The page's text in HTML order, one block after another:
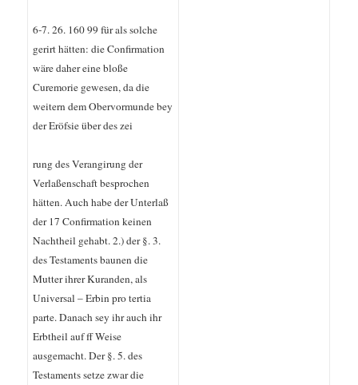
6-7. 26. 160 99 für als solche
gerirt hätten: die Confirmation
wäre daher eine bloße
Curemorie gewesen, da die
weitern dem Obervormunde bey
der Eröfsie über des zei
rung des Verangirung der
Verlaßenschaft besprochen
hätten. Auch habe der Unterlaß
der 17 Confirmation keinen
Nachtheil gehabt. 2.) der §. 3.
des Testaments baunen die
Mutter ihrer Kuranden, als
Universal – Erbin pro tertia
parte. Danach sey ihr auch ihr
Erbtheil auf ff Weise
ausgemacht. Der §. 5. des
Testaments setze zwar die